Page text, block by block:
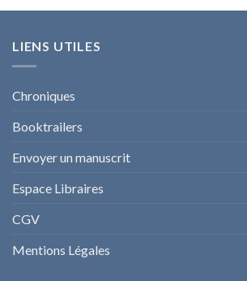
LIENS UTILES
Chroniques
Booktrailers
Envoyer un manuscrit
Espace Libraires
CGV
Mentions Légales